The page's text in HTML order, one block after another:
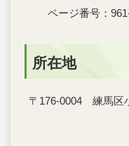
ページ番号：
所在地
〒176-0004 練馬区